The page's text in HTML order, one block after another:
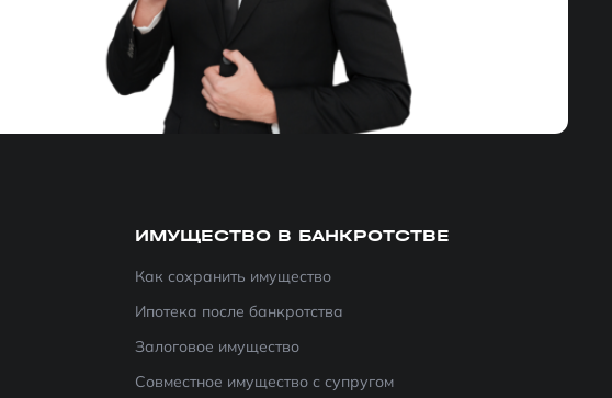
ИМУЩЕСТВО В БАНКРОТСТВЕ
Как сохранить имущество
Ипотека после банкротства
Залоговое имущество
Совместное имущество с супругом